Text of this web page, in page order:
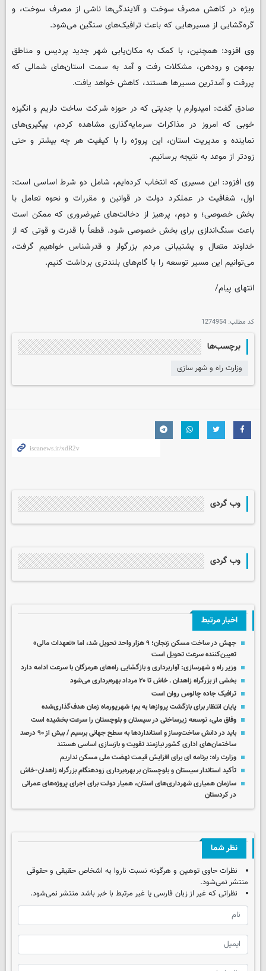
ویژه در کاهش مصرف سوخت و آلایندگی‌ها ناشی از مصرف سوخت، و
گره‌گشایی از مسیرهایی که باعث ترافیک‌های سنگین می‌شود.
وی افزود: همچنین، با کمک به مکان‌یابی شهر جدید پردیس و مناطق
بومهن و رودهن، مشکلات رفت و آمد به سمت استان‌های شمالی که
پررفت و آمدترین مسیرها هستند، کاهش خواهد یافت.
صادق گفت: امیدوارم با جدیتی که در حوزه شرکت ساخت داریم و انگیزه
خوبی که امروز در مذاکرات سرمایه‌گذاری مشاهده کردم، پیگیری‌های
نماینده و مدیریت استان، این پروژه را با کیفیت هر چه بیشتر و حتی
زودتر از موعد به نتیجه برسانیم.
وی افزود: این مسیری که انتخاب کرده‌ایم، شامل دو شرط اساسی است:
اول، شفافیت در عملکرد دولت در قوانین و مقررات و نحوه تعامل با
بخش خصوصی؛ و دوم، پرهیز از دخالت‌های غیرضروری که ممکن است
باعث سنگ‌اندازی برای بخش خصوصی شود. قطعاً با قدرت و قوتی که از
خداوند متعال و پشتیبانی مردم بزرگوار و قدرشناس خواهیم گرفت،
می‌توانیم این مسیر توسعه را با گام‌های بلندتری برداشت کنیم.
انتهای پیام/
کد مطلب: 1274954
برچسب‌ها
وزارت راه و شهر سازی
وب گردی
وب گردی
اخبار مرتبط
جهش در ساخت مسکن زنجان؛ ۹ هزار واحد تحویل شد، اما «تعهدات مالی»
تعیین‌کننده سرعت تحویل است
وزیر راه و شهرسازی: آواربرداری و بازگشایی راه‌های هرمزگان با سرعت ادامه دارد
بخشی از بزرگراه زاهدان ـ خاش تا ۲۰ مرداد بهره‌برداری می‌شود
ترافیک جاده چالوس روان است
پایان انتظار برای بازگشت پروازها به بم؛ شهریورماه زمان هدف‌گذاری‌شده
وفاق ملی، توسعه زیرساختی در سیستان و بلوچستان را سرعت بخشیده است
باید در دانش ساخت‌وساز و استانداردها به سطح جهانی برسیم / بیش از ۹۰ درصد
ساختمان‌های اداری کشور نیازمند تقویت و بازسازی اساسی هستند
وزارت راه: برنامه ای برای افزایش قیمت نهضت ملی مسکن نداریم
تأکید استاندار سیستان و بلوچستان بر بهره‌برداری زودهنگام بزرگراه زاهدان-خاش
سازمان همیاری شهرداری‌های استان، همیار دولت برای اجرای پروژه‌های عمرانی
در کردستان
نظر شما
نظرات حاوی توهین و هرگونه نسبت ناروا به اشخاص حقیقی و حقوقی
منتشر نمی‌شود.
نظراتی که غیر از زبان فارسی یا غیر مرتبط با خبر باشد منتشر نمی‌شود.